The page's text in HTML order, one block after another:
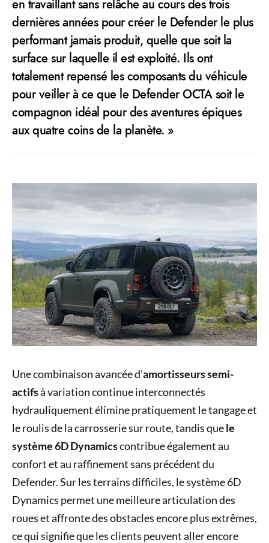
en travaillant sans relâche au cours des trois
dernières années pour créer le Defender le plus
performant jamais produit, quelle que soit la
surface sur laquelle il est exploité. Ils ont
totalement repensé les composants du véhicule
pour veiller à ce que le Defender OCTA soit le
compagnon idéal pour des aventures épiques
aux quatre coins de la planète. »
Une combinaison avancée d’amortisseurs semi-
actifsà variation continue interconnectés
hydrauliquement élimine pratiquement le tangage et
le roulis de la carrosserie sur route, tandis quele
système 6D Dynamicscontribue également au
confort et au raffinement sans précédent du
Defender. Sur les terrains difficiles, le système 6D
Dynamics permet une meilleure articulation des
roues et affronte des obstacles encore plus extrêmes,
ce qui signifie que les clients peuvent aller encore